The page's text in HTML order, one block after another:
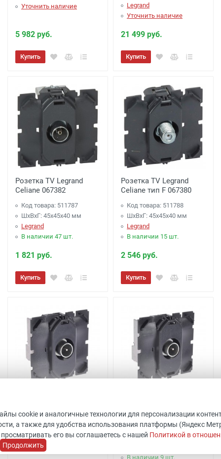
Уточнить наличие
5 982 руб.
Купить
Legrand
Уточнить наличие
21 499 руб.
Купить
Розетка TV Legrand
Celiane 067382
Код товара: 511787
ШхВхГ: 45x45x40 мм
Legrand
В наличии 47 шт.
1 821 руб.
Купить
Розетка TV Legrand
Celiane тип F 067380
Код товара: 511788
ШхВхГ: 45x45x40 мм
Legrand
В наличии 15 шт.
2 546 руб.
Купить
Celiane 067387
Код товара: 511796
Legrand
Уточнить наличие
Legrand Celiane 067386
Код товара: 511801
ШхВхГ: 45x45x40 мм
В наличии 9 шт.
cookie и аналогичные технологии для персонализации
а также для удобства использования платформы (Яндекс
его вы соглашаетесь с нашей Политикой в
Продолжить